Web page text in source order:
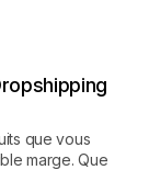
que vous
marge. Que